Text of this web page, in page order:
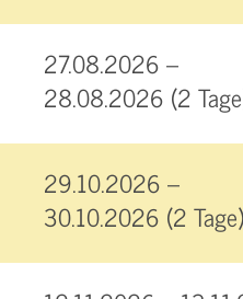
27.08.2026 –
28.08.2026 (2
29.10.2026 –
30.10.2026 (2 Tage)